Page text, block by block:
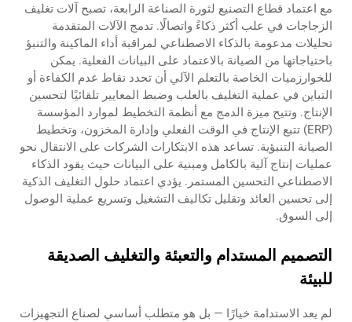
مع اعتماد قطاع التصنيع لثورة الصناعة الرابعة، تصبح آلات تغليف
الزجاجات في علب أكثر ذكاءً واتصالًا. تدمج الآلات المتقدمة
تحليلات مدعومة بالذكاء الاصطناعي لمراقبة أداء الماكينة والتنبؤ
باحتياجاتها من الصيانة بالاعتماد على البيانات الفعلية. يمكن
للخوارزميات الخاصة بالتعلم الآلي أن تحدد نقاط عدم الكفاءة أو
التباين في عملية التغليف بالعلب وضبط المعايير تلقائيًا لتحسين
الإنتاج. وتتيح ميزة الدمج مع أنظمة التخطيط لموارد المؤسسة
(ERP) تتبع الإنتاج في الوقت الفعلي وإدارة المخزون، وتخطيط
الصيانة التنبؤية. تساعد هذه الابتكارات الشركات على الانتقال نحو
عمليات إنتاج آلية بالكامل ومبنية على البيانات حيث يقود الذكاء
الاصطناعي التحسين المستمر. يؤدي اعتماد حلول التغليف الذكية
إلى تحسين العائد وتقليل تكاليف التشغيل وتسريع عملية الوصول
إلى السوق.
التصميم المستدام والتعبئة والتغليف الصديقة
للبيئة
لم يعد الاستدامة خيارًا — بل هو متطلب أساسي لصناع التجهيزات